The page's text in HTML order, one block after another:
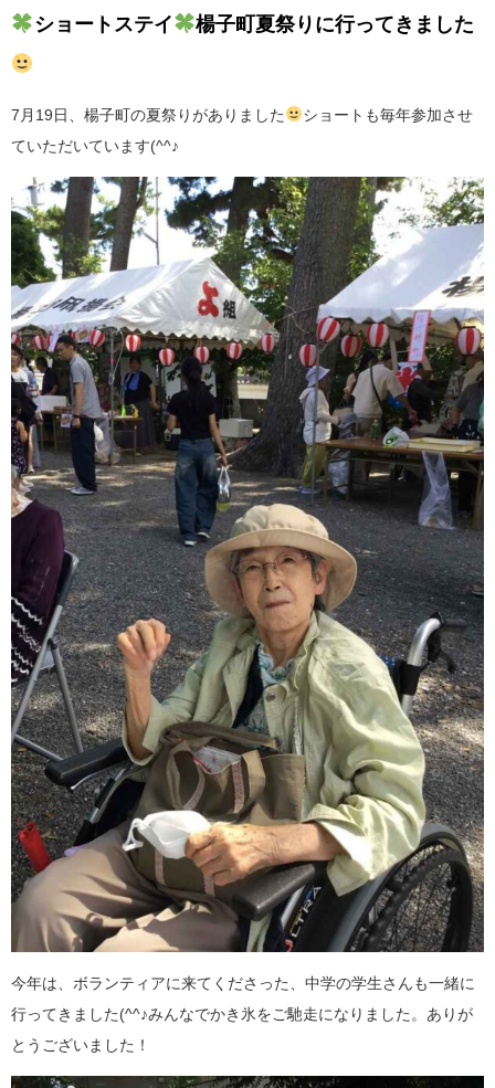
ショートステイ 楊子町夏祭りに行ってきました
7月19日、楊子町の夏祭りがありました
ショートも毎年参加させ
ていただいています(^^♪
今年は、ボランティアに来てくださった、中学の学生さんも一緒に
行ってきました(^^♪みんなでかき氷をご馳走になりました。ありが
とうございました！